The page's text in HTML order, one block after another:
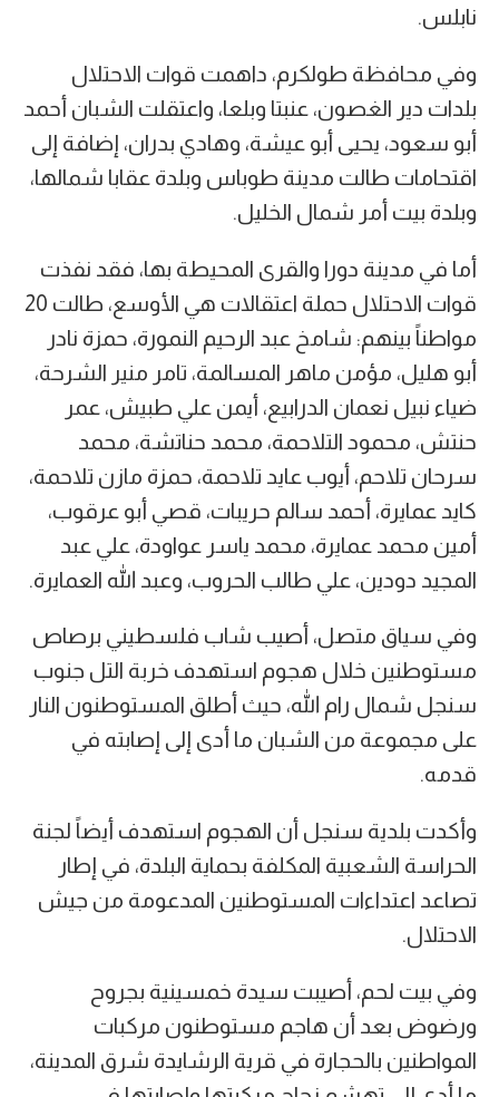
نابلس.
وفي محافظة طولكرم، داهمت قوات الاحتلال
بلدات دير الغصون، عنبتا وبلعا، واعتقلت الشبان أحمد
أبو سعود، يحيى أبو عيشة، وهادي بدران، إضافة إلى
اقتحامات طالت مدينة طوباس وبلدة عقابا شمالها،
وبلدة بيت أمر شمال الخليل.
أما في مدينة دورا والقرى المحيطة بها، فقد نفذت
قوات الاحتلال حملة اعتقالات هي الأوسع، طالت 20
مواطناً بينهم: شامخ عبد الرحيم النمورة، حمزة نادر
أبو هليل، مؤمن ماهر المسالمة، تامر منير الشرحة،
ضياء نبيل نعمان الدرابيع، أيمن علي طبيش، عمر
حنتش، محمود التلاحمة، محمد حناتشة، محمد
سرحان تلاحم، أيوب عايد تلاحمة، حمزة مازن تلاحمة،
كايد عمايرة، أحمد سالم حريبات، قصي أبو عرقوب،
أمين محمد عمايرة، محمد ياسر عواودة، علي عبد
المجيد دودين، علي طالب الحروب، وعبد الله العمايرة.
وفي سياق متصل، أصيب شاب فلسطيني برصاص
مستوطنين خلال هجوم استهدف خربة التل جنوب
سنجل شمال رام الله، حيث أطلق المستوطنون النار
على مجموعة من الشبان ما أدى إلى إصابته في
قدمه.
وأكدت بلدية سنجل أن الهجوم استهدف أيضاً لجنة
الحراسة الشعبية المكلفة بحماية البلدة، في إطار
تصاعد اعتداءات المستوطنين المدعومة من جيش
الاحتلال.
وفي بيت لحم، أصيبت سيدة خمسينية بجروح
ورضوض بعد أن هاجم مستوطنون مركبات
المواطنين بالحجارة في قرية الرشايدة شرق المدينة،